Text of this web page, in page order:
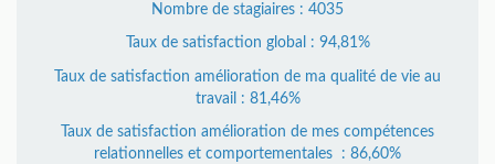
Nombre de stagiaires : 4035
Taux de satisfaction global : 94,81%
Taux de satisfaction amélioration de ma qualité de vie au
travail : 81,46%
Taux de satisfaction amélioration de mes compétences
relationnelles et comportementales : 86,60%